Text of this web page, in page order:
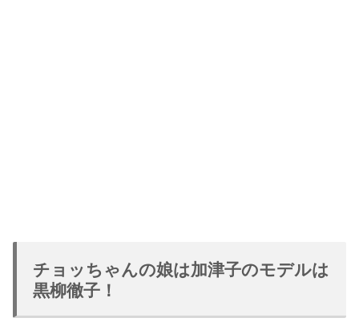
チョッちゃんの娘は加津子のモデルは
黒柳徹子！